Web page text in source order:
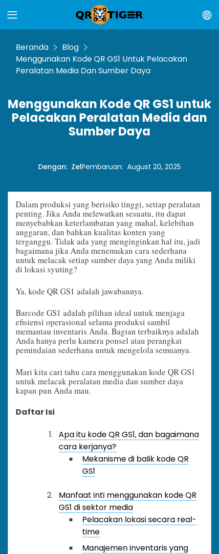
Beranda
Blog
Menggunakan Kode QR GS1 Untuk Pelacakan
Peralatan Media Dan Sumber Daya
Menggunakan Kode QR GS1 untuk
Pelacakan Peralatan Media dan
Sumber Daya
Dengan: ZelPembaruan: August 20, 2025
Dalam produksi yang berisiko tinggi, setiap peralatan
penting. Jika Anda melewatkan sesuatu, itu dapat
menyebabkan keterlambatan yang mahal, kelebihan
anggaran, dan bahkan kualitas konten yang
terganggu. Tidak ada yang menginginkan hal itu, jadi
bagaimana jika Anda menemukan cara sederhana
untuk melacak setiap sumber daya yang Anda miliki
di lokasi syuting?
Ya, kode QR GS1 adalah jawabannya.
Barcode GS1 adalah pilihan ideal untuk menjaga
efisiensi operasional selama produksi sambil
memantau inventaris Anda. Bagian terbaiknya adalah
Anda hanya perlu kamera ponsel atau perangkat
pemindaian sederhana untuk mengelola semuanya.
Mari kita cari tahu cara menggunakan kode QR GS1
untuk melacak peralatan media dan sumber daya
kapan pun Anda mau.
Daftar Isi
Apa itu kode QR GS1, dan bagaimana
cara kerjanya?
Mekanisme di balik kode QR
GS1
Manfaat inti menggunakan kode QR
GS1 di sektor media
Pelacakan lokasi secara real-
time
Manajemen inventaris yang